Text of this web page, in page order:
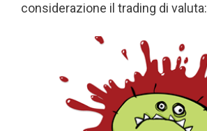
considerazione il trading di valuta: